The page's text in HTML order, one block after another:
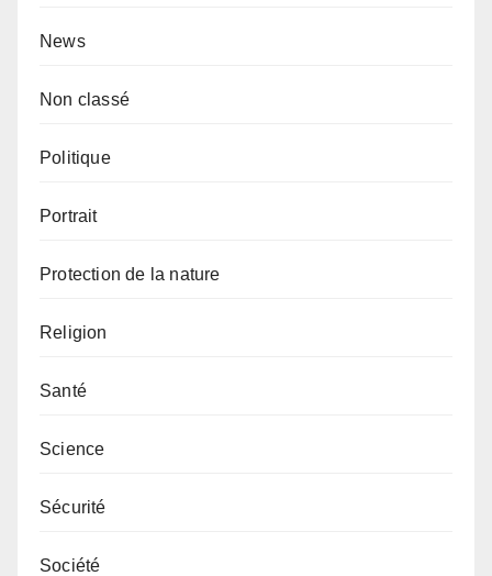
News
Non classé
Politique
Portrait
Protection de la nature
Religion
Santé
Science
Sécurité
Société